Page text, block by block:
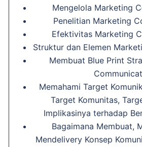
Mengelola Marketing
Penelitian Marketing
Efektivitas Marketing
Struktur dan Elemen
Membuat Blue Print
Memahami Target
Target Komunitas,
Implikasinya terhadap
Bagaimana Membuat,
Mendelivery Konsep